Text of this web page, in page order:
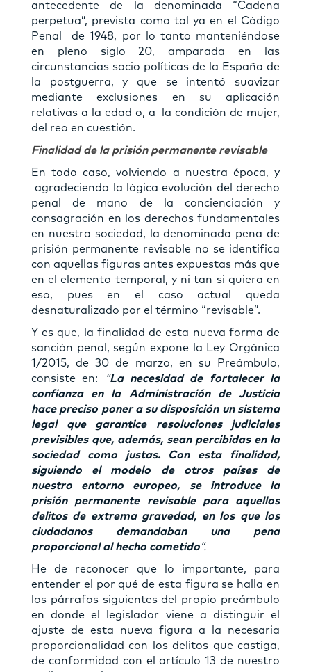
antecedente de la denominada “Cadena
perpetua”, prevista como tal ya en el Código
Penal de 1948, por lo tanto manteniéndose
en pleno siglo 20, amparada en las
circunstancias socio políticas de la España de
la postguerra, y que se intentó suavizar
mediante exclusiones en su aplicación
relativas a la edad o, a la condición de mujer,
del reo en cuestión.
Finalidad de la prisión permanente revisable
En todo caso, volviendo a nuestra época, y
agradeciendo la lógica evolución del derecho
penal de mano de la concienciación y
consagración en los derechos fundamentales
en nuestra sociedad, la denominada pena de
prisión permanente revisable no se identifica
con aquellas figuras antes expuestas más que
en el elemento temporal, y ni tan si quiera en
eso, pues en el caso actual queda
desnaturalizado por el término “revisable”.
Y es que, la finalidad de esta nueva forma de
sanción penal, según expone la Ley Orgánica
1/2015, de 30 de marzo, en su Preámbulo,
consiste en:
“La necesidad de fortalecer la
confianza en la Administración de Justicia
hace preciso poner a su disposición un sistema
legal que garantice resoluciones judiciales
previsibles que, además, sean percibidas en la
sociedad como justas. Con esta finalidad,
siguiendo el modelo de otros países de
nuestro entorno europeo, se introduce la
prisión permanente revisable para aquellos
delitos de extrema gravedad, en los que los
ciudadanos demandaban una pena
proporcional al hecho cometido”.
He de reconocer que lo importante, para
entender el por qué de esta figura se halla en
los párrafos siguientes del propio preámbulo
en donde el legislador viene a distinguir el
ajuste de esta nueva figura a la necesaria
proporcionalidad con los delitos que castiga,
de conformidad con el artículo 13 de nuestro